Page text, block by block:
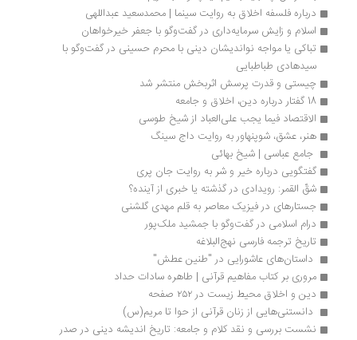
درباره فلسفه اخلاق به روایت سینما | محمدسعید عبداللهی
اسلام و زایش سرمایه‌داری در گفت‌وگو با جعفر خیرخواهان
تباکی یا مواجه نواندیشان دینی با محرم حسینی در گفت‌وگو با
سیدهادی طباطبایی
چیستی و قدرت پرسش اثربخش منتشر شد
الاقتصاد فیما یجب علی‌العباد از شیخ طوسی
هنر، عشق، شوپنهاور به روایت داج سینگ
جامع عباسی | شیخ بهائی
گفتگویی درباره خیر و شر به روایت جان پری
شقّ القمر: رویدادی در گذشته یا خبری از آینده؟
جستارهای در فیزیک معاصر به قلم مهدی گلشنی
درام اسلامی در گفت‌وگو با جمشید ملک‌پور
تاریخ ترجمه فارسی نهج‌البلاغه
داستان‌های عاشورایی در "طنین عطش"
مروری بر کتاب مفاهیم قرآنی | طاهره سادات حداد
دین و اخلاق محیط زیست در ۲۵۲ صفحه
دانستنی‌هایی از زنان قرآنی از حوا تا مریم(س)
نشست بررسی و نقد کلام و جامعه: تاریخ اندیشه دینی در صدر